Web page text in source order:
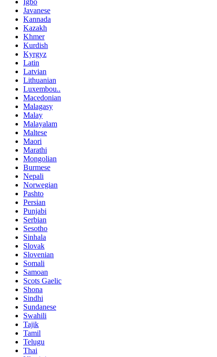
Javanese
Kannada
Kazakh
Khmer
Kurdish
Kyrgyz
Latin
Latvian
Lithuanian
Luxembou..
Macedonian
Malagasy
Malay
Malayalam
Maltese
Maori
Marathi
Mongolian
Burmese
Nepali
Norwegian
Pashto
Persian
Punjabi
Serbian
Sesotho
Sinhala
Slovak
Slovenian
Somali
Samoan
Scots Gaelic
Shona
Sindhi
Sundanese
Swahili
Tajik
Tamil
Telugu
Thai